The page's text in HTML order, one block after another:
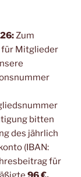
Zum
Mitglieder
bitten
des jährlich
(IBAN:
für